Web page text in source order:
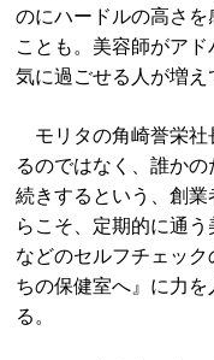
のにハードルの高さを
ことも。美容師がア
気に過ごせる人が増え
モリタの角崎誉栄社
るのではなく、誰か
続きするという、創
らこそ、定期的に通
などのセルフチェッ
ちの保健室へ』に力
る。